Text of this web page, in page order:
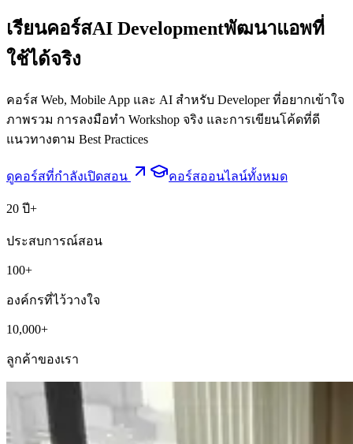
เรียนคอร์สAI DevelopmentAI
Development
คอร์ส Web, Mobile App และ AI สำหรับ Developer ที่อยากเข้าใจ
ภาพรวม การลงมือทำ Workshop จริง และการเขียนโค้ดที่ดี
แนวทางตาม Best Practices
ดูคอร์สที่กำลังเปิดสอน คอร์สออนไลน์ทั้งหมด
20 ปี+
ประสบการณ์สอน
100+
องค์กรที่ไว้วางใจ
10,000+
ลูกค้าของเรา